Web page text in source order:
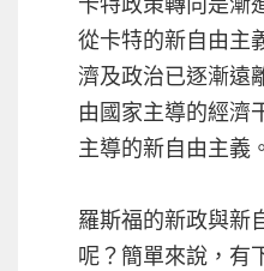
從卡特的新自由主
濟及政治已逐漸遠
由國家主導的經濟
主導的新自由主義。
羅斯福的新政與新
呢？簡單來說，有